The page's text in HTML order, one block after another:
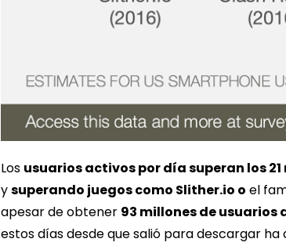
Los usuarios activos por día superan los
ysuperando juegos como Slither.io o el
apesar de obtener 93 millones de usuarios
estos días desde que salió para descargar ha